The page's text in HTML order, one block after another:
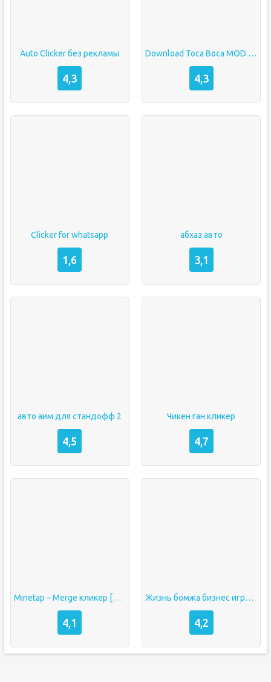
Auto Clicker без рекламы
4,3
Download Toca Boca MOD APK v1.66 (All Unlocked, Building Unlocked)
4,3
Clicker for whatsapp
1,6
абхаз авто
3,1
авто аим для стандофф 2
4,5
Чикен ган кликер
4,7
Minetap – Merge кликер [Бесплатные покупки]
4,1
Жизнь бомжа бизнес игры симулятор кликер денег
4,2